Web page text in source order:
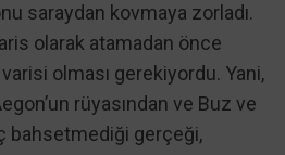
saraydan kovmaya zorladı.
olarak atamadan önce
olması gerekiyordu. Yani,
rüyasından ve Buz ve
bahsetmediği gerçeği,